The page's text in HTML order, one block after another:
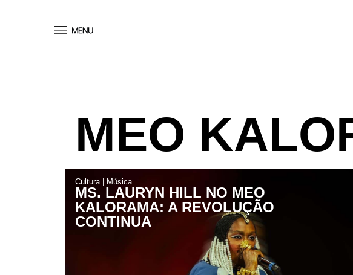
MEO
Cultura| Música
MS. LAURYN HILL NO MEO
KALORAMA: A REVOLUÇÃO
CONTINUA